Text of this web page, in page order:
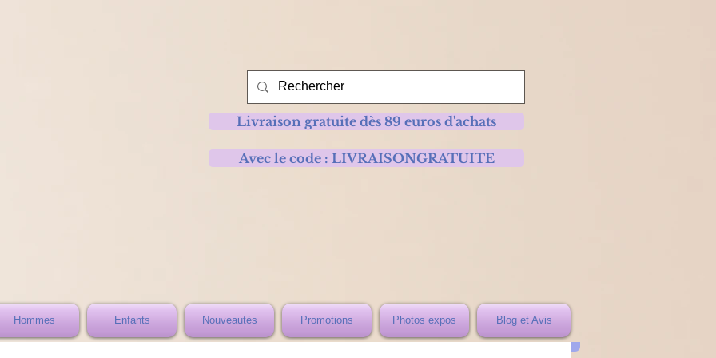
Livraison gratuite dès 89 euros d'achats
Avec le code : LIVRAISONGRATUITE
Hommes Enfants Nouveautés Promotions Photos expos Blog et Avis